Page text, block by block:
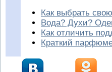
Как выбрать
Вода? Духи?
Как отличить
Краткий